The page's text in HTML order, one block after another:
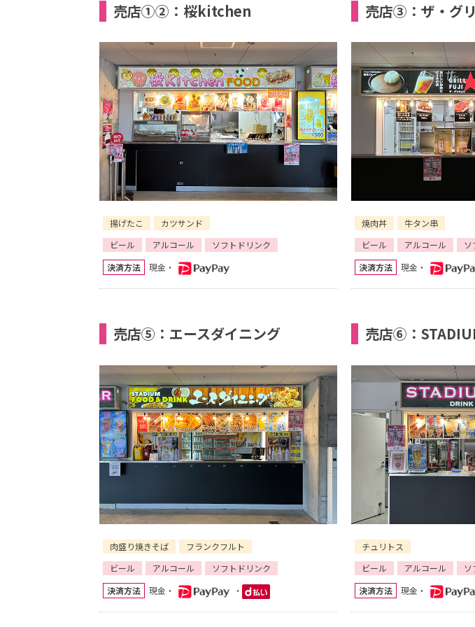
売店①②：桜kitchen
揚げたこ
カツサンド
ビール
アルコール
ソフトドリンク
決済方法
現金・
売店③：ザ・グ
焼肉丼
牛タン串
ビール
アルコール
ソ
決済方法
現金・
売店⑤：エースダイニング
肉盛り焼きそば
フランクフルト
ビール
アルコール
ソフトドリンク
決済方法
現金・ ・
売店⑥：
チュリトス
ビール
アルコール
ソ
決済方法
現金・